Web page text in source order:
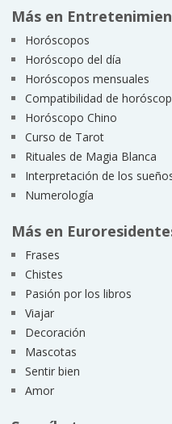
Más en
Horóscopos
Horóscopo del día
Horóscopos mensuales
Compatibilidad de
Horóscopo Chino
Curso de Tarot
Rituales de Magia Blanca
Interpretación de los
Numerología
Más en
Frases
Chistes
Pasión por los libros
Viajar
Decoración
Mascotas
Sentir bien
Amor